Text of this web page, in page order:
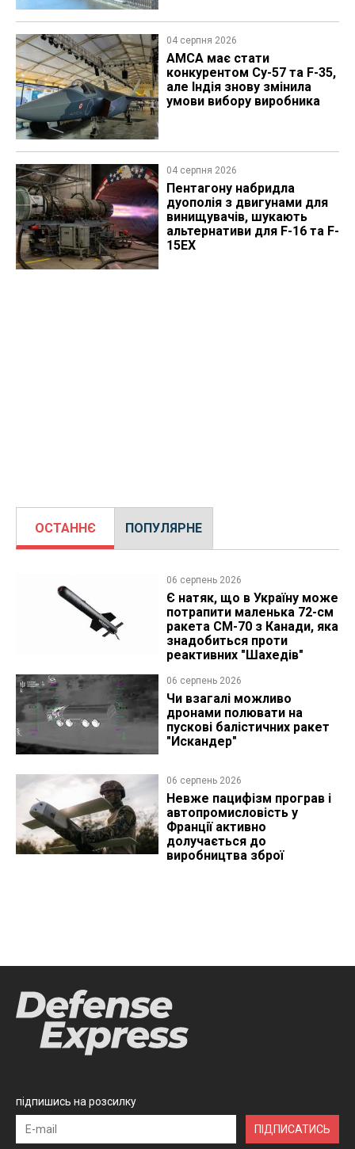
04 серпня 2026
AMCA має стати
конкурентом Су-57 та F-35,
але Індія знову змінила
умови вибору виробника
04 серпня 2026
Пентагону набридла
дуополія з двигунами для
винищувачів, шукають
альтернативи для F-16 та F-
15EX
ОСТАННЄ ПОПУЛЯРНЕ
06 серпень 2026
Є натяк, що в Україну може
потрапити маленька 72-см
ракета CM-70 з Канади, яка
знадобиться проти
реактивних "Шахедів"
06 серпень 2026
Чи взагалі можливо
дронами полювати на
пускові балістичних ракет
"Искандер"
06 серпень 2026
Невже пацифізм програв і
автопромисловість у
Франції активно
долучається до
виробництва зброї
підпишись на розсилку
ПІДПИСАТИСЬ